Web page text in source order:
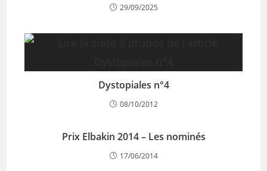
29/09/2025
Dystopiales n°4
08/10/2012
Prix Elbakin 2014 – Les nominés
17/06/2014